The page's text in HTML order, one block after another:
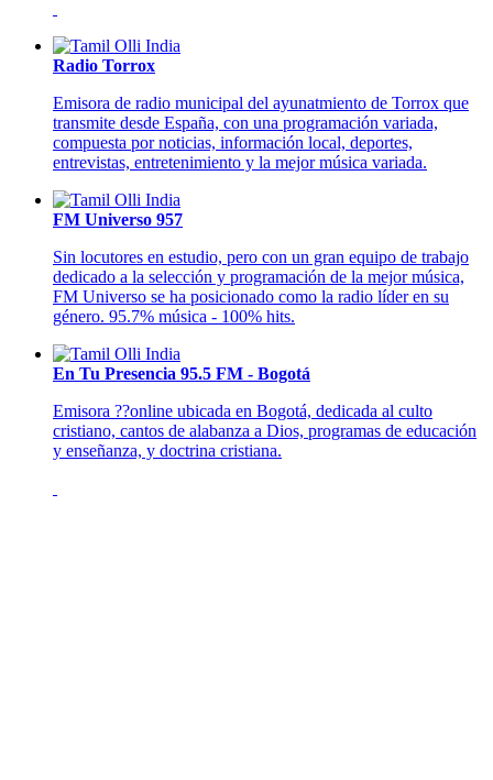
Radio Torrox
Emisora de radio municipal del ayunatmiento de Torrox que
transmite desde España, con una programación variada,
compuesta por noticias, información local, deportes,
entrevistas, entretenimiento y la mejor música variada.
FM Universo 957
Sin locutores en estudio, pero con un gran equipo de trabajo
dedicado a la selección y programación de la mejor música,
FM Universo se ha posicionado como la radio líder en su
género. 95.7% música - 100% hits.
En Tu Presencia 95.5 FM - Bogotá
Emisora ??online ubicada en Bogotá, dedicada al culto
cristiano, cantos de alabanza a Dios, programas de educación
y enseñanza, y doctrina cristiana.